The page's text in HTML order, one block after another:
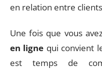
en relation entre
Une fois que vous
en ligne qui convient
est temps de